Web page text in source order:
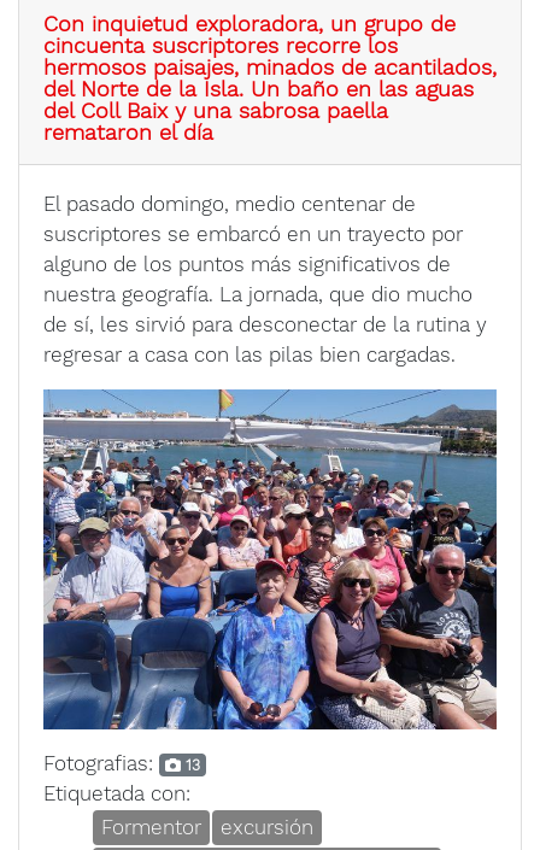
Con inquietud exploradora, un grupo de
cincuenta suscriptores recorre los
hermosos paisajes, minados de acantilados,
del Norte de la Isla. Un baño en las aguas
del Coll Baix y una sabrosa paella
remataron el día
El pasado domingo, medio centenar de
suscriptores se embarcó en un trayecto por
alguno de los puntos más significativos de
nuestra geografía. La jornada, que dio mucho
de sí, les sirvió para desconectar de la rutina y
regresar a casa con las pilas bien cargadas.
Fotografias: 13
Etiquetada con:
Formentor
excursión